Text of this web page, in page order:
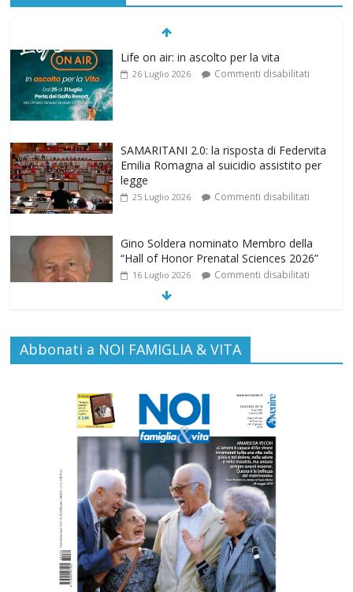
Life on air: in ascolto per la vita
26 Luglio 2026 Commenti disabilitati
SAMARITANI 2.0: la risposta di Federvita
Emilia Romagna al suicidio assistito per
legge
25 Luglio 2026 Commenti disabilitati
Gino Soldera nominato Membro della
“Hall of Honor Prenatal Sciences 2026”
16 Luglio 2026 Commenti disabilitati
EDITORIA: “LETTERE AL POPOLO
DELLA VITA”
13 Luglio 2026 Commenti disabilitati
Inghilterra e Galles: la lobby
dell’eutanasia ci riprova. Ma il fronte del
“No” (medici in testa) si compatta
8 Luglio 2026 Commenti disabilitati
“Pace nel grembo è pace nel mondo”: a
Lecce il 46° Convegno Nazionale del
Movimento per la Vita
31 Luglio 2026 Commenti disabilitati
Abbonati a NOI FAMIGLIA & VITA